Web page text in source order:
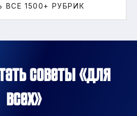
1500+ РУБРИК
советы «для
всех»